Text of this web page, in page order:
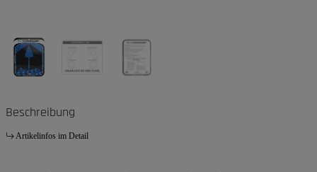
Beschreibung
Artikelinfos im Detail